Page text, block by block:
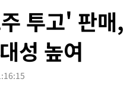
투고' 판매,
성 높여